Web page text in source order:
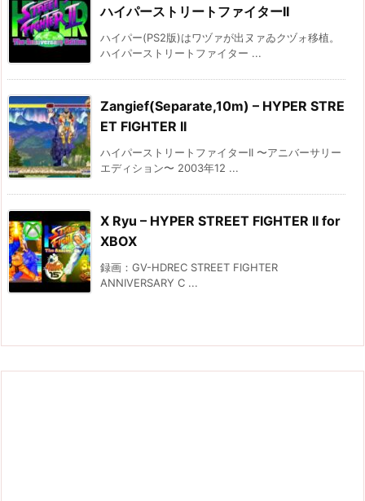
ハイパーストリートファイターII
ハイパー(PS2版)はワヅァが出ヌァゐクヅォ移植。
ハイパーストリートファイター ...
Zangief(Separate,10m) – HYPER STRE
ET FIGHTER II
ハイパーストリートファイターII 〜アニバーサリー
エディション〜 2003年12 ...
X Ryu – HYPER STREET FIGHTER II for
XBOX
録画：GV-HDREC STREET FIGHTER
ANNIVERSARY C ...